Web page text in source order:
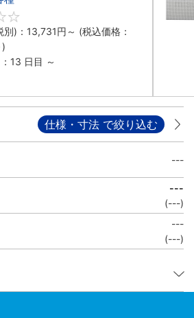
)： 13,731円 ～ (税込価格：
)
13 日目 ～
仕様・寸法 で絞り込む
---
---
(---)
---
(---)